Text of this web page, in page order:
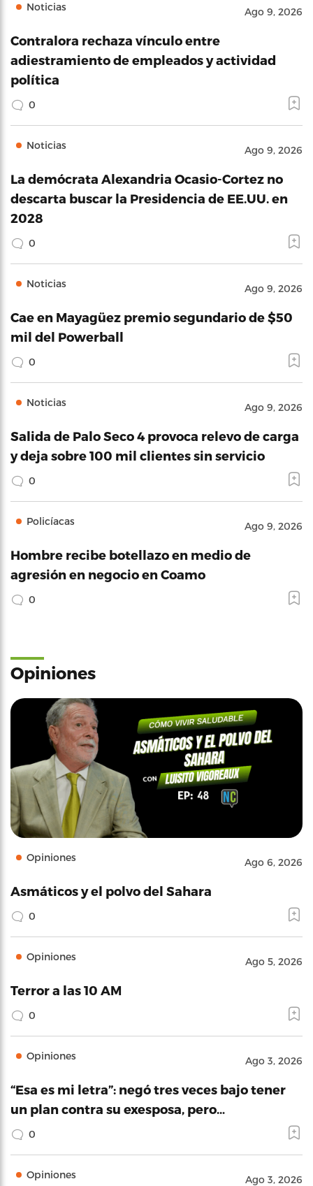
Noticias Ago 9, 2026
Contralora rechaza vínculo entre
adiestramiento de empleados y actividad
política
0
Noticias Ago 9, 2026
La demócrata Alexandria Ocasio-Cortez no
descarta buscar la Presidencia de EE.UU. en
2028
0
Noticias Ago 9, 2026
Cae en Mayagüez premio segundario de $50
mil del Powerball
0
Noticias Ago 9, 2026
Salida de Palo Seco 4 provoca relevo de carga
y deja sobre 100 mil clientes sin servicio
0
Policíacas Ago 9, 2026
Hombre recibe botellazo en medio de
agresión en negocio en Coamo
0
Opiniones
Opiniones Ago 6, 2026
Asmáticos y el polvo del Sahara
0
Opiniones Ago 5, 2026
Terror a las 10 AM
0
Opiniones Ago 3, 2026
“Esa es mi letra”: negó tres veces bajo tener
un plan contra su exesposa, pero…
0
Opiniones Ago 3, 2026